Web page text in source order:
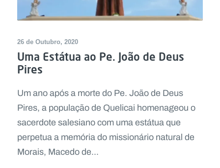
26 de Outubro, 2020
Uma Estátua ao Pe. João de Deus
Pires
Um ano após a morte do Pe. João de Deus
Pires, a população de Quelicai homenageou o
sacerdote salesiano com uma estátua que
perpetua a memória do missionário natural de
Morais, Macedo de...